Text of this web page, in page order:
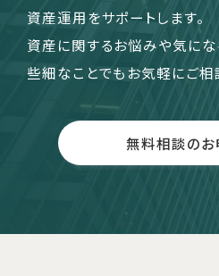
資産運用をサポートします。
資産に関するお悩みや気に
些細なことでもお気軽にご相
無料相談のお